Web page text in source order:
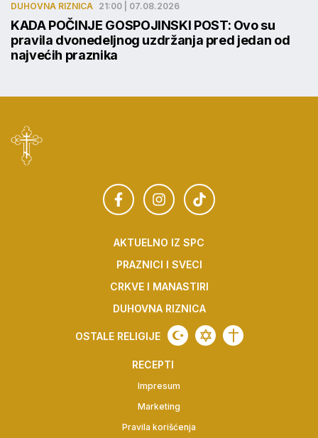
DUHOVNA RIZNICA 21:00 | 07.08.2026
KADA POČINJE GOSPOJINSKI POST: Ovo su
pravila dvonedeljnog uzdržanja pred jedan od
najvećih praznika
AKTUELNO IZ SPC
PRAZNICI I SVECI
CRKVE I MANASTIRI
DUHOVNA RIZNICA
OSTALE RELIGIJE
RECEPTI
Impresum
Marketing
Pravila korišćenja